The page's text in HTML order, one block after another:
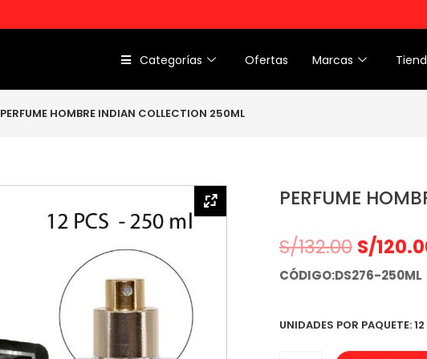
Categorías Ofertas Marcas
PERFUME HOMBRE INDIAN COLLECTION 250ML
PERFUME
S/132.00 S/
CÓDIGO:DS276-250ML
UNIDADES POR PAQUETE: 12